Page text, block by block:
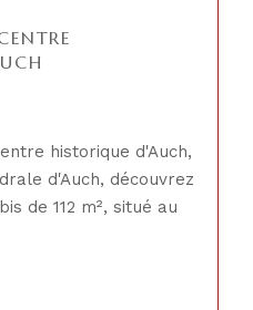
historique d'Auch,
d'Auch, découvrez
de 112 m², situé au